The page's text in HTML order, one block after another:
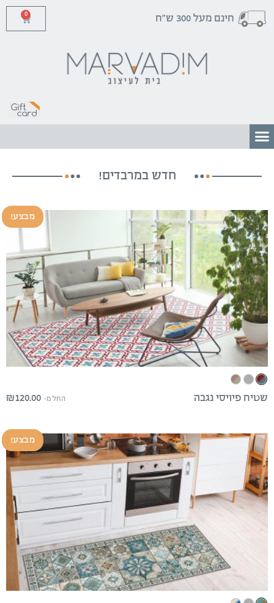
חינם מעל 300 ש"ח 0
חדש במרבדים!
מבצע!
שטיח פיויסי נגבה החל מ- ₪120.00
מבצע!